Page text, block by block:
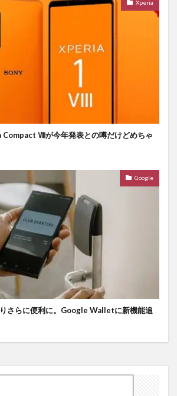
Xperia
Compact Ⅷが今年発表との噂だけどめちゃ
Google
さらに便利に。Google Walletに新機能追